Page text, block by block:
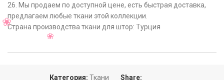
26. Мы продаем по доступной цене, есть быстрая доставка,
предлагаем любые ткани этой коллекции.
Страна производства ткани для штор: Турция
Категория: Ткани Share: